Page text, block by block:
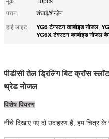
मूक:
10pcs
पत्तन:
शंघाई/शेन्ज़ेन
हाई लाइट:
YG6 टंगस्टन कार्बाइड नोजल,
YG6X टंगस्टन कार्बाइड नोजल
पीडीसी तेल ड्रिलिंग बिट क्रॉस
थ्रेड नोजल
विशेष विवरण
नीचे दिखाए गए दो उदाहरण हैं, हम चित्र